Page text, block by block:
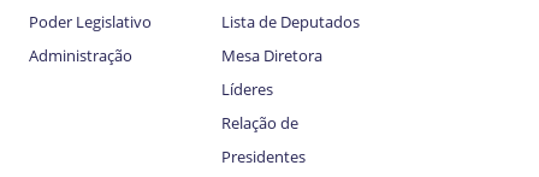
Poder Legislativo
Administração
Lista de Deputados
Mesa Diretora
Líderes
Relação de
Presidentes